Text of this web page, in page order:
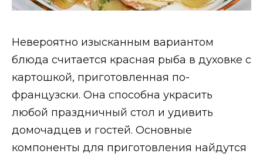
Невероятно изысканным вариантом
блюда считается красная рыба в духовке с
картошкой, приготовленная по-
французски. Она способна украсить
любой праздничный стол и удивить
домочадцев и гостей. Основные
компоненты для приготовления найдутся